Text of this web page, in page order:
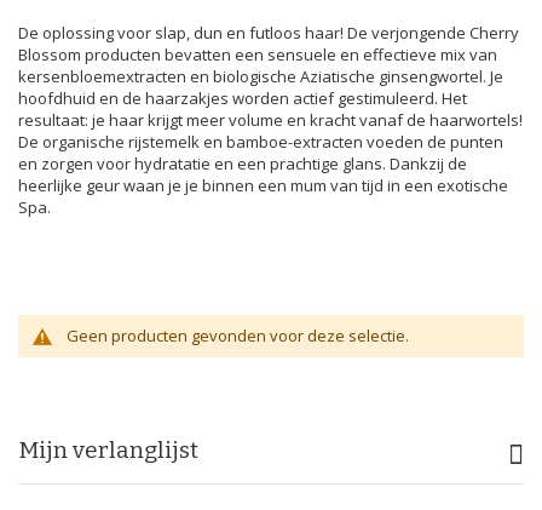
De oplossing voor slap, dun en futloos haar! De verjongende Cherry
Blossom producten bevatten een sensuele en effectieve mix van
kersenbloemextracten en biologische Aziatische ginsengwortel. Je
hoofdhuid en de haarzakjes worden actief gestimuleerd. Het
resultaat: je haar krijgt meer volume en kracht vanaf de haarwortels!
De organische rijstemelk en bamboe-extracten voeden de punten
en zorgen voor hydratatie en een prachtige glans. Dankzij de
heerlijke geur waan je je binnen een mum van tijd in een exotische
Spa.
Geen producten gevonden voor deze selectie.
Mijn verlanglijst